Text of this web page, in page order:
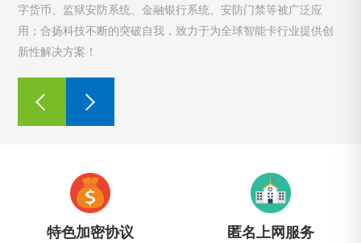
字货币、监狱安防系统、金融银行系统、安防门禁等被广泛应
用；合扬科技不断的突破自我，致力于为全球智能卡行业提供创
新性解决方案！
特色加密协议 匿名上网服务